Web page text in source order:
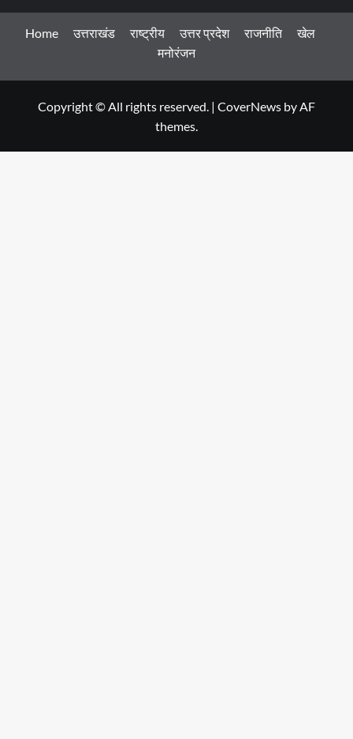
Home उत्तराखंड राष्ट्रीय उत्तर प्रदेश राजनीति
खेल
मनोरंजन
Copyright © All rights reserved. | CoverNews by AF
themes.